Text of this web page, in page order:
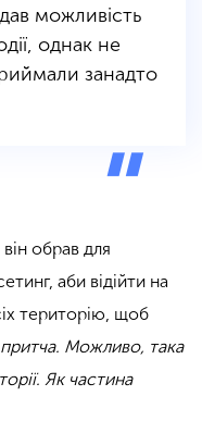
можливість
однак не
занадто
обрав для
аби відійти на
територію, щоб
Можливо, така
Як частина